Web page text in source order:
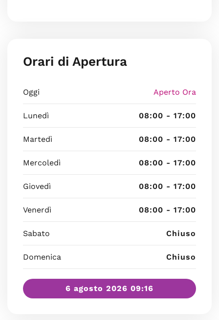
Orari di Apertura
Oggi Aperto Ora
Lunedì 08:00 - 17:00
Martedì 08:00 - 17:00
Mercoledì 08:00 - 17:00
Giovedì 08:00 - 17:00
Venerdì 08:00 - 17:00
Sabato Chiuso
Domenica Chiuso
6 agosto 2026 09:16